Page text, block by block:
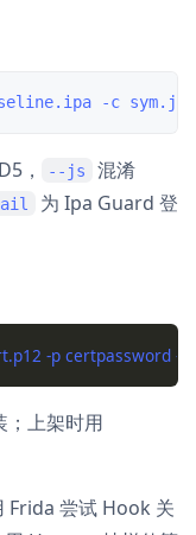
， --js
混淆
为 Ipa Guard 登
；上架时用
Frida 尝试 Hook 关